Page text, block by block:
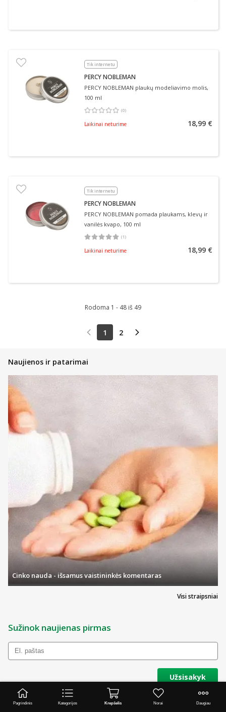
Tik internetu
PERCY NOBLEMAN
PERCY NOBLEMAN plaukų modeliavimo molis,
100 ml
(0)
Vidutinis įvertinimas 0.00
Laikinai neturime 18,99 €
Tik internetu
PERCY NOBLEMAN
PERCY NOBLEMAN pomada plaukams, klevų ir
vanilės kvapo, 100 ml
(1)
Vidutinis įvertinimas 5.00
Laikinai neturime 18,99 €
Rodoma 1 - 48 iš 49
1 2
Naujienos ir patarimai
Visi straipsniai
Cinko nauda - išsamus vaistininkės komentaras
Sužinok naujienas pirmas
Užsisakyk
Siųsdami savo el. paštą Jūs sutinkate, kad jūsų duomenys būtų tvarkomi tiesioginės
rinkodaros tikslu. Daugiau informacijos
Privatumo pranešime
Pagrindinis Kategorijos Krepšelis Norai Daugiau